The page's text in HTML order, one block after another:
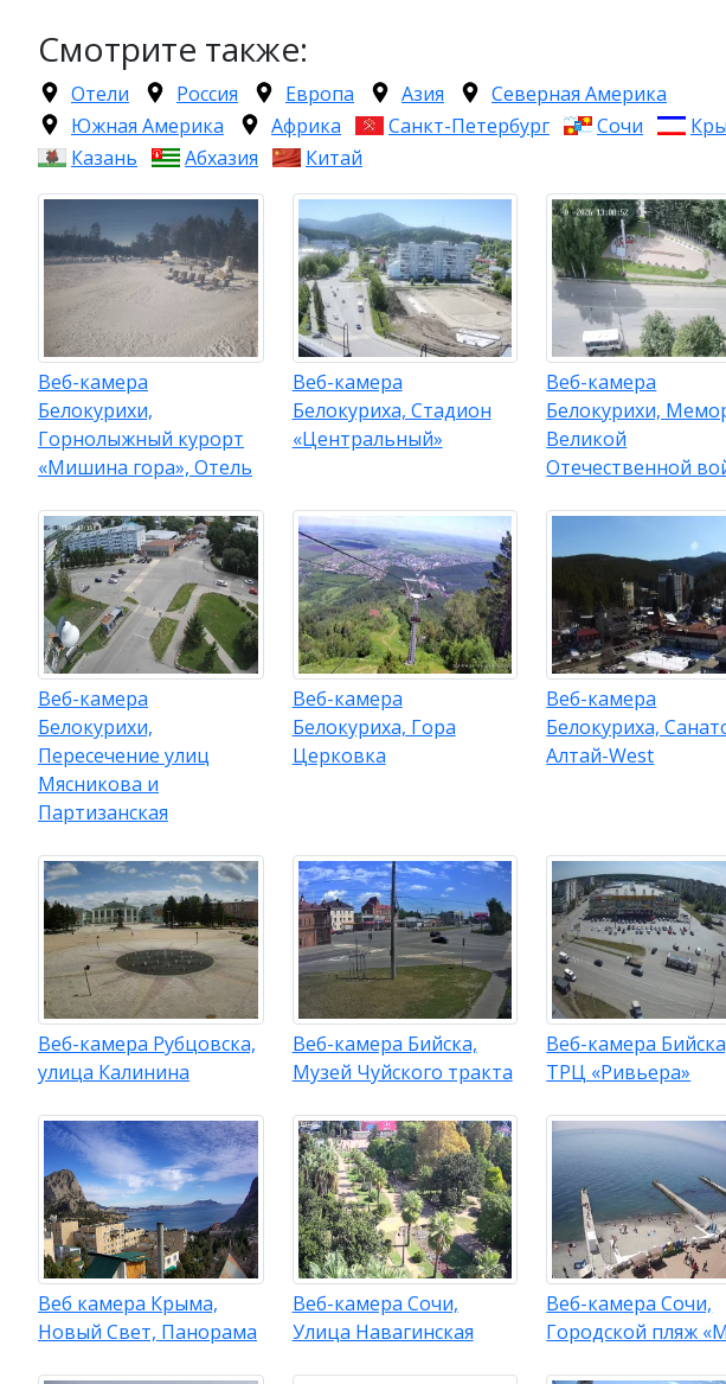
Смотрите также:
Отели Россия Европа Азия
Северная Америка
Южная Америка
Африка Санкт-Петербург Сочи
Казань
Абхазия Китай
Веб-камера
Белокурихи,
Горнолыжный курорт
«Мишина гора», Отель
Веб-камера
Белокуриха, Стадион
«Центральный»
Веб-камера
Белокурихи,
Великой
Отечественной
Веб-камера
Белокурихи,
Пересечение улиц
Мясникова и
Партизанская
Веб-камера
Белокуриха, Гора
Церковка
Веб-камера
Белокуриха,
Алтай-West
Веб-камера Рубцовска,
улица Калинина
Веб-камера Бийска,
Музей Чуйского тракта
Веб-камера
ТРЦ «Ривьера»
Веб камера Крыма,
Новый Свет, Панорама
Веб-камера Сочи,
Улица Навагинская
Веб-камера Сочи,
Городской пляж